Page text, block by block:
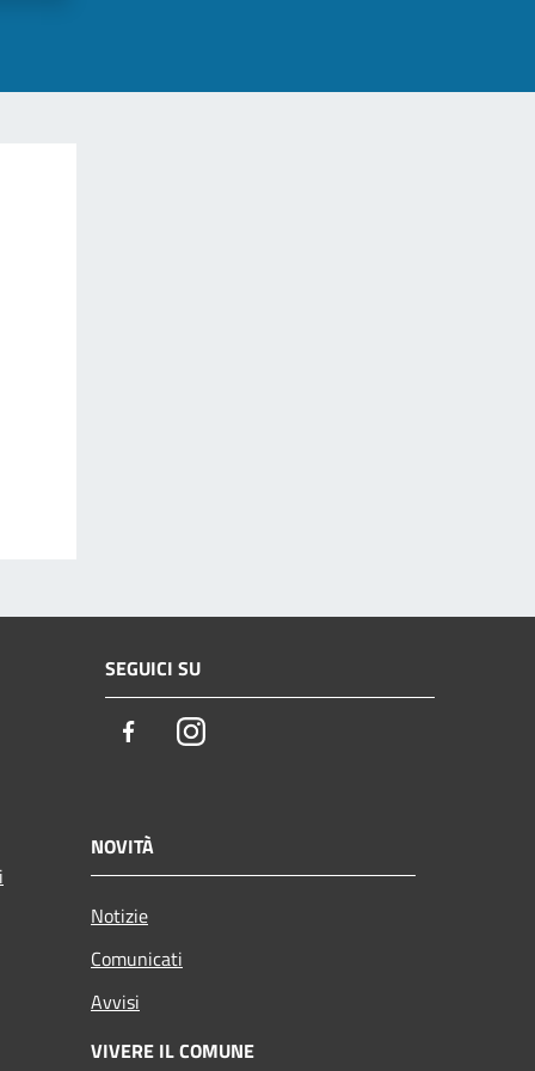
SEGUICI SU
FacebookInstagram
NOVITÀ
Notizie
Comunicati
Avvisi
VIVERE IL COMUNE